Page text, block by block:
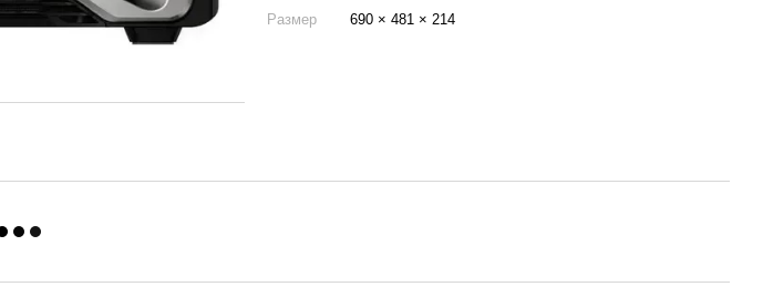
Размер 690 × 481 × 214